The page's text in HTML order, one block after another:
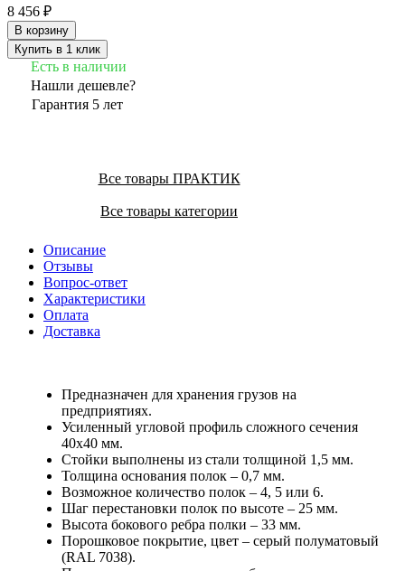
8 456 ₽
В корзину
Купить в 1 клик
Есть в наличии
Нашли дешевле?
Гарантия 5 лет
Все товары ПРАКТИК
Все товары категории
Описание
Отзывы
Вопрос-ответ
Характеристики
Оплата
Доставка
Предназначен для хранения грузов на
предприятиях.
Усиленный угловой профиль сложного сечения
40х40 мм.
Стойки выполнены из стали толщиной 1,5 мм.
Толщина основания полок – 0,7 мм.
Возможное количество полок – 4, 5 или 6.
Шаг перестановки полок по высоте – 25 мм.
Высота бокового ребра полки – 33 мм.
Порошковое покрытие, цвет – серый полуматовый
(RAL 7038).